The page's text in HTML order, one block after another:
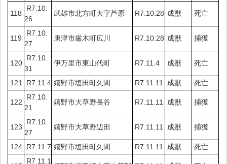
118
R7.10.
26
武雄市北方町大字芦原 R7.10.28 成獣 死亡
119
R7.10.
27
唐津市厳木町広川 R7.10.28 成獣 捕獲
120
R7.10.
31
伊万里市東山代町 R7.11.4 成獣 死亡
121 R7.11.4 嬉野市塩田町久間 R7.11.11 成獣 死亡
122
R7.10.
21
嬉野市大草野長谷 R7.11.11 成獣 捕獲
123
R7.10.
27
嬉野市大草野辺田 R7.11.11 成獣 捕獲
124 R7.11.7 嬉野市塩田町久間 R7.11.11 成獣 死亡
R7.11.1